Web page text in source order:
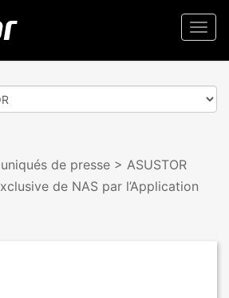
de presse > ASUSTOR
de NAS par l’Application